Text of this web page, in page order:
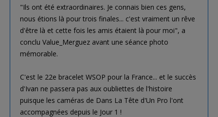
"Ils ont été extraordinaires. Je connais bien ces gens,
nous étions là pour trois finales... c'est vraiment un rêve
d'être là et cette fois les amis étaient là pour moi", a
conclu Value_Merguez avant une séance photo
mémorable.
C'est le 22e bracelet WSOP pour la France... et le succès
d'Ivan ne passera pas aux oubliettes de l'histoire
puisque les caméras de Dans La Tête d'Un Pro l'ont
accompagnées depuis le Jour 1 !